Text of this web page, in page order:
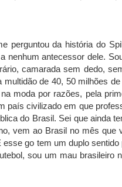
perguntou da história do
nenhum antecessor dele.
camarada sem dedo,
de 40, 50 milhões
moda por razões, pela
país civilizado em que
do Brasil. Sei que ainda
vem ao Brasil no mês
esse go tem um duplo sentido
sou um mau